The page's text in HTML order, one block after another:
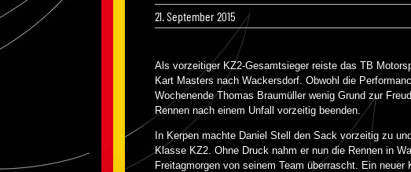
21. September 2015
Als vorzeitiger KZ2-Gesamtsieger reiste das TB
Kart Masters nach Wackersdorf. Obwohl die
Wochenende Thomas Braumüller wenig Grund zur
Rennen nach einem Unfall vorzeitig beenden.
In Kerpen machte Daniel Stell den Sack vorzeitig zu
Klasse KZ2. Ohne Druck nahm er nun die Rennen in
Freitagmorgen von seinem Team überrascht. Ein